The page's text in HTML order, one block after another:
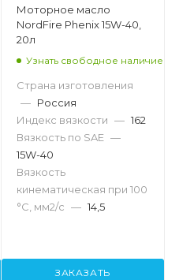
Моторное масло
NordFire Phenix 15W-40,
20л
Узнать свободное наличие
Страна изготовления
— Россия
Индекс вязкости — 162
Вязкость по SAE —
15W-40
Вязкость
кинематическая при 100
°С, мм2/с — 14,5
ЗАКАЗАТЬ